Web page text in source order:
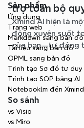
trợ toàn bộ
Xmind AI hiện là
động xuyên suốt
của bạn—tự động
hoạch và xuất bản,
đồ của bạn.
Sản phẩm
Ứng dụng
Trang web
Markdown sang bản đồ
Tài liệu sang bản đồ
OPML sang bản đồ
Trình tạo Sơ đồ tư duy
Trình tạo SOP bằng AI
Notebooklm đến Xmind
So sánh
vs Visio
vs Miro